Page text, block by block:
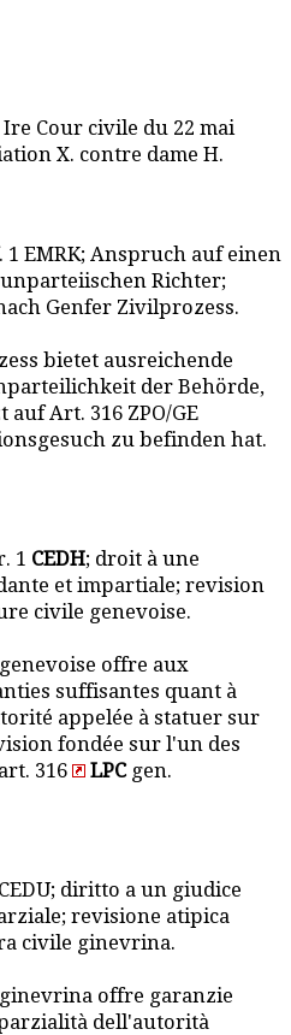
Cour civile du 22 mai
X. contre dame H.
1 EMRK; Anspruch auf einen
Richter;
Genfer Zivilprozess.
bietet ausreichende
der Behörde,
Art. 316 ZPO/GE
zu befinden hat.
1 CEDH; droit à une
et impartiale; revision
civile genevoise.
offre aux
suffisantes quant à
appelée à statuer sur
fondée sur l'un des
316
LPCgen.
diritto a un giudice
revisione atipica
civile ginevrina.
offre garanzie
dell'autorità